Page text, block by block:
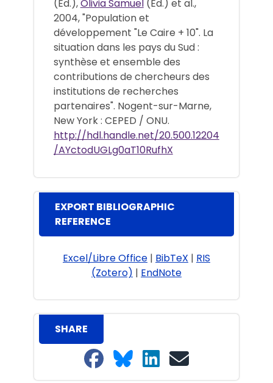
(Ed.),Olivia Samuel(Ed.) et al.,
2004, "Population et
développement "Le Caire + 10". La
situation dans les pays du Sud :
synthèse et ensemble des
contributions de chercheurs des
institutions de recherches
partenaires". Nogent-sur-Marne,
New York : CEPED / ONU.
http://hdl.handle.net/20.500.12204
/AYctodUGLg0aT10RufhX
EXPORT BIBLIOGRAPHIC
REFERENCE
Excel/Libre Office | BibTeX | RIS
(Zotero) | EndNote
SHARE
Share on Facebook
Share on Bluesky
Share on LinkedIn